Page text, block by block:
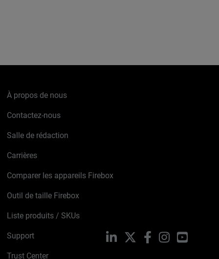
À propos de nous
Contactez-nous
Salle de rédaction
Carrières
Comparer les appareils Firebox
Outil de taille Firebox
Liste produits / SKUs
Support
Trust Center
LinkedIn FacebookInstagramYouTube